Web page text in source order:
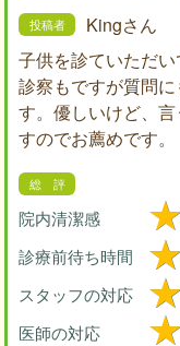
Kingさん
子供を診ていただい
診察もですが質問
す。優しいけど、
すのでお薦めです。
院内清潔感
診療前待ち時間
スタッフの対応
医師の対応